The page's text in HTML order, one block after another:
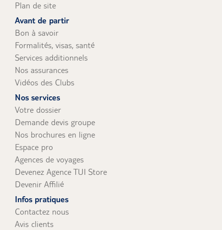
Plan de site
Avant de partir
Bon à savoir
Formalités, visas, santé
Services additionnels
Nos assurances
Vidéos des Clubs
Nos services
Votre dossier
Demande devis groupe
Nos brochures en ligne
Espace pro
Agences de voyages
Devenez Agence TUI Store
Devenir Affilié
Infos pratiques
Contactez nous
Avis clients